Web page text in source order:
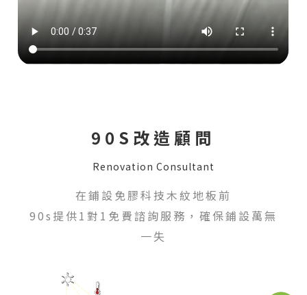
90S改造顧問
Renovation Consultant
在鋪設免膠科技木紋地板前
90s提供1對1免費諮詢服務，確保鋪設萬無
一失